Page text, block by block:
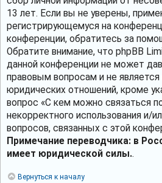
13 лет. Если вы не уверены,
регистрирующемуся на
конференции, обратитесь за
Обратите внимание, что phpBB
данной конференции не может
правовым вопросам и не
юридических отношений, кроме
вопрос «С кем можно связаться
некорректного использования и/
вопросов, связанных с этой
Примечание переводчика: в
имеет юридической силы..
Вернуться к началу